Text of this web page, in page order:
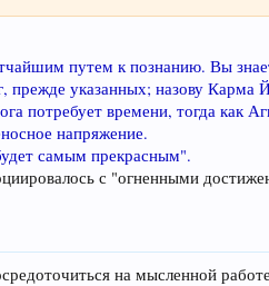
путем к познанию. Вы
прежде указанных; назову Карма
времени, тогда как
напряжение.
самым прекрасным".
с "огненными
на мысленной